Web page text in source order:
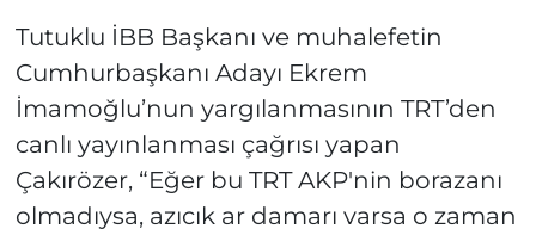
Tutuklu İBB Başkanı ve muhalefetin
Cumhurbaşkanı Adayı Ekrem
İmamoğlu’nun yargılanmasının TRT’den
canlı yayınlanması çağrısı yapan
Çakırözer, “Eğer bu TRT AKP'nin borazanı
olmadıysa, azıcık ar damarı varsa o zaman